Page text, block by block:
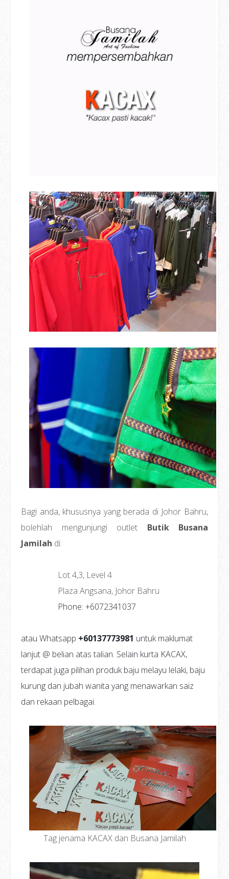
Bagi anda, khususnya yang berada di Johor Bahru,
bolehlah mengunjungi outlet Butik Busana
Jamilah di:
Lot 4,3, Level 4
Plaza Angsana, Johor Bahru
Phone: +6072341037
atau Whatsapp +60137773981 untuk maklumat
lanjut @ belian atas talian. Selain kurta KACAX,
terdapat juga pilihan produk baju melayu lelaki, baju
kurung dan jubah wanita yang menawarkan saiz
dan rekaan pelbagai.
Tag jenama KACAX dan Busana Jamilah